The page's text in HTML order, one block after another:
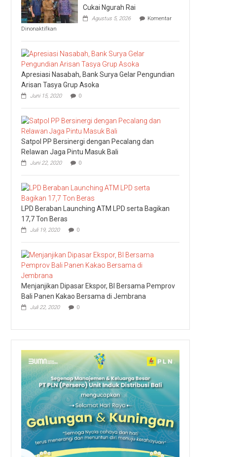
Cukai Ngurah Rai
Agustus 5, 2026
Komentar
Dinonaktifkan
I
DPRD
Bali
Sidak
Bea
Cukai
Ngurah
Rai
Apresiasi Nasabah, Bank Surya Gelar Pengundian
Arisan Tasya Grup Asoka
Juni 15, 2020 0
Satpol PP Bersinergi dengan Pecalang dan
Relawan Jaga Pintu Masuk Bali
Juni 22, 2020 0
LPD Beraban Launching ATM LPD serta Bagikan
17,7 Ton Beras
Juli 19, 2020 0
Menjanjikan Dipasar Ekspor, BI Bersama Pemprov
Bali Panen Kakao Bersama di Jembrana
Juli 22, 2020 0